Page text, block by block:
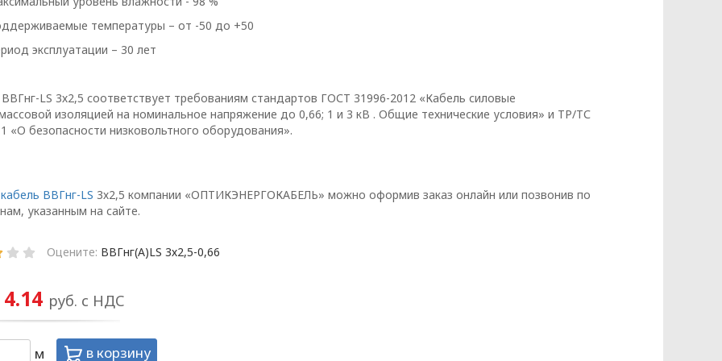
температуры – от -50 до +50
эксплуатации – 30 лет
LS 3х2,5 соответствует требованиям стандартов ГОСТ 31996-2012 «Кабель силовые
изоляцией на номинальное напряжение до 0,66; 1 и 3 кВ . Общие технические условия» и ТР/ТС
«О безопасности низковольтного оборудования».
ВВГнг-LS 3х2,5 компании «ОПТИКЭНЕРГОКАБЕЛЬ» можно оформив заказ онлайн или позвонив по
указанным на сайте.
Оцените: ВВГнг(А)LS 3х2,5-0,66
4.14 руб. с НДС
м в корзину
обработки персональных данных, требования к защите персональных